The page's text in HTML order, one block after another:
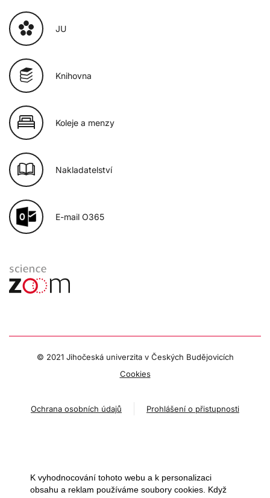
JU
Knihovna
Koleje a menzy
Nakladatelství
E-mail O365
© 2021 Jihočeská univerzita v Českých Budějovicích
Cookies
Ochrana osobních údajů Prohlášení o přistupnosti
K vyhodnocování tohoto webu a k personalizaci
obsahu a reklam používáme soubory cookies. Když